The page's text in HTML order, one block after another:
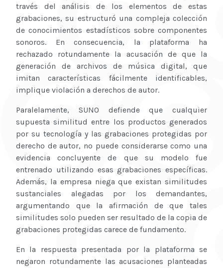
través del análisis de los elementos de estas
grabaciones, su estructuró una compleja colección
de conocimientos estadísticos sobre componentes
sonoros. En consecuencia, la plataforma ha
rechazado rotundamente la acusación de que la
generación de archivos de música digital, que
imitan características fácilmente identificables,
implique violación a derechos de autor.
Paralelamente, SUNO defiende que cualquier
supuesta similitud entre los productos generados
por su tecnología y las grabaciones protegidas por
derecho de autor, no puede considerarse como una
evidencia concluyente de que su modelo fue
entrenado utilizando esas grabaciones específicas.
Además, la empresa niega que existan similitudes
sustanciales alegadas por los demandantes,
argumentando que la afirmación de que tales
similitudes solo pueden ser resultado de la copia de
grabaciones protegidas carece de fundamento.
En la respuesta presentada por la plataforma se
negaron rotundamente las acusaciones planteadas